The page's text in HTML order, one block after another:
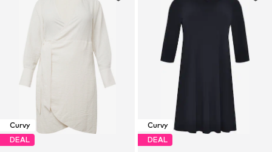
Curvy
DEAL
Curvy
DEAL